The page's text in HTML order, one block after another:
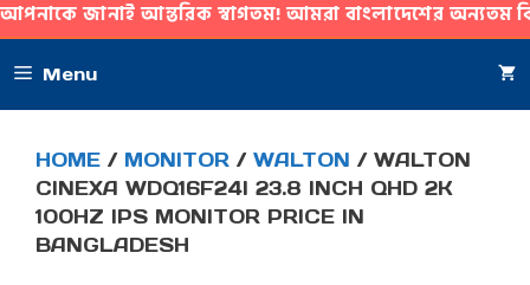
আন্তরিক স্বাগতম! আমরা বাংলাদেশের অন্যতম বিশ্বস্ত
TO
CONTENT
Menu
HOME / MONITOR / WALTON / WALTON
CINEXA WDQ16F24I 23.8 INCH QHD 2K
100HZ IPS MONITOR PRICE IN
BANGLADESH